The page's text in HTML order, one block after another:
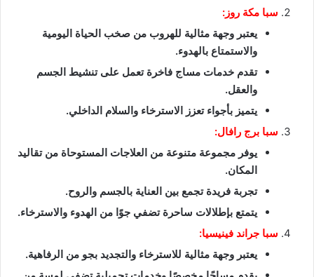
سبا مكة روز:
يعتبر وجهة مثالية للهروب من صخب الحياة اليومية
والاستمتاع بالهدوء.
تقدم خدمات مساج فاخرة تعمل على تنشيط الجسم
والعقل.
يتميز بأجواء تعزز الاسترخاء والسلام الداخلي.
سبا برج رافال:
يوفر مجموعة متنوعة من العلاجات المستوحاة من تقاليد
المكان.
تجربة فريدة تجمع بين العناية بالجسم والروح.
يتمتع بإطلالات ساحرة تضفي جوًا من الهدوء والاسترخاء.
سبا جراند فينيسيا:
يعتبر وجهة مثالية للاسترخاء والتجديد بجو من الرفاهية.